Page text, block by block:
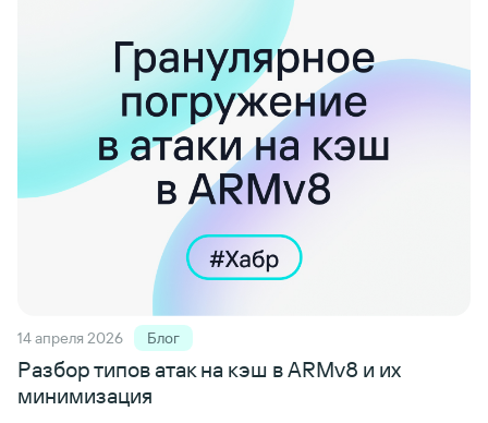
14 апреля 2026 Блог
Разбор типов атакна кэш в ARMv8 и их
минимизация